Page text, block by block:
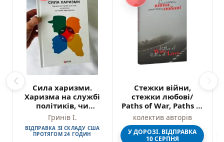
Сила харизми.
Харизма на службі
політиків, чи
політика на службі
харизматиків –
Гринів І. – Фоліо
Гринів І.
ВІДПРАВКА ЗІ СКЛАДУ США
ПРОТЯГОМ 24 ГОДИН
Стежки війни,
стежки любові/
Paths of War, Paths of
Love – колектив
авторів – Фоліо
колектив авторів
У ДОРОЗІ. ВІДПРАВКА
10 СЕРПНЯ